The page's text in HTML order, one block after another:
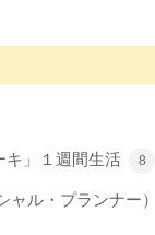
キ」１週間生活 8
ャル・プランナー）